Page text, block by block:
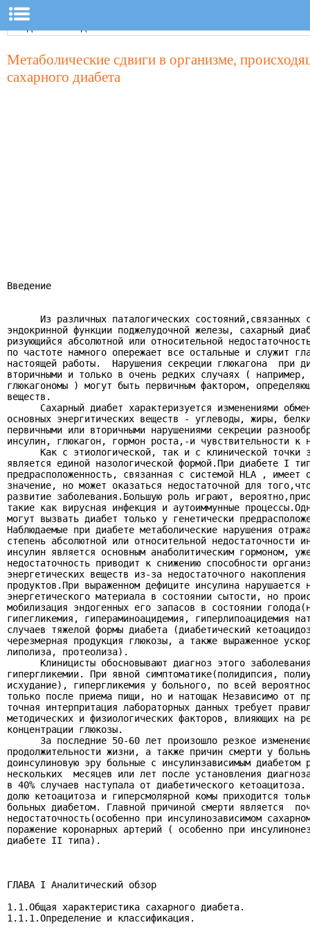
Метаболические сдвиги в организме,
сахарного диабета
Введение
Из различных паталогических состояний,связанных
эндокринной функции поджелудочной железы, сахарный
ризующийся абсолютной или относительной
по частоте намного опережает все остальные и служит
настоящей работы.  Нарушения секреции глюкагона  при
вторичными и только в очень редких случаях ( например,
глюкагономы ) могут быть первичным фактором,
веществ.
Сахарный диабет характеризуется изменениями
основных энергитических веществ - углеводы, жиры,
первичными или вторичными нарушениями секреции
инсулин, глюкагон, гормон роста,-и чувствительности к
Как с этиологической, так и с клинической точки
является единой назологической формой.При диабете I
предрасположенность, связанная с системой HLA , имеет
значение, но может оказаться недостаточной для
развитие заболевания.Большую роль играют,
такие как вирусная инфекция и аутоиммунные
могут вызвать диабет только у генетически
Наблюдаемые при диабете метаболические нарушения
степень абсолютной или относительной недостаточности
инсулин является основным анаболитическим гормоном,
недостаточность приводит к снижению способности
энергетических веществ из-за недостаточного
продуктов.При выраженном дефиците инсулина нарушается
энергетического материала в состоянии сытости, но
мобилизация эндогенных его запасов в состоянии
гипегликемия, гипераминоацидемия, гиперлипоацидемия
случаев тяжелой формы диабета (диабетический
черезмерная продукция глюкозы, а также выраженное
липолиза, протеолиза).
Клиницисты обосновывают диагноз этого
гипергликемии. При явной симптоматике(полидипсия,
исхудание), гипергликемия у больного, по всей
только после приема пищи, но и натощак Независимо от
точная интерпритация лабораторных данных требует
методических и физиологических факторов, влияющих на
концентрации глюкозы.
За последние 50-60 лет произошло резкое
продолжительности жизни, а также причин смерти у
доинсулиновую эру больные с инсулинзависимым диабетом
нескольких  месяцев или лет после установления
в 40% случаев наступала от диабетического
долю кетоацитоза и гиперсмолярной комы приходится
больных диабетом. Главной причиной смерти является
недостаточность(особенно при инсулинозависимом
поражение коронарных артерий ( особенно при
диабете II типа).
ГЛАВА I Аналитический обзор
1.1.Общая характеристика сахарного диабета.
1.1.1.Определение и классификация.